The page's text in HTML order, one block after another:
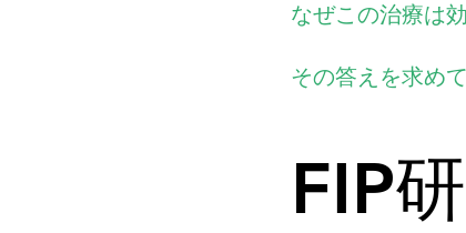
なぜこの治療は
その答えを求め
FIP